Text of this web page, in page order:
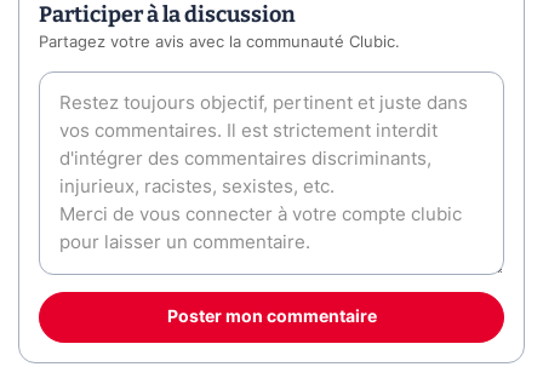
Participer à la discussion
Partagez votre avis avec la communauté Clubic.
Poster mon commentaire